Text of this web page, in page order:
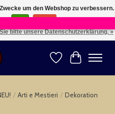
×
DE -- Choose your language: EN ⇓ ⇒
Wunschzettel
Ihr
/ Arti e Mestieri / Dekoration
um den Webshop zu verbessern.
bitte unsere Datenschutzerklärung. »